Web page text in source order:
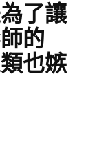
了讓
的
也嫉